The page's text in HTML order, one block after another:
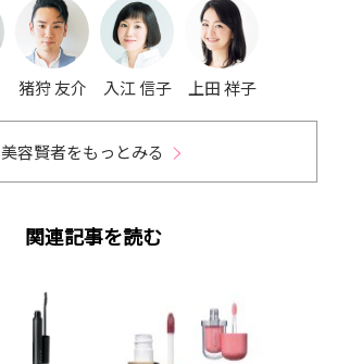
猪狩 友介 入江 信子 上田 祥子
美容賢者をもっとみる
関連記事を読む